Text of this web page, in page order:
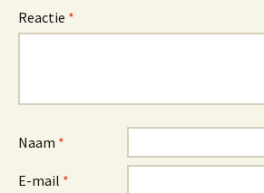
Reactie *
Naam *
E-mail *